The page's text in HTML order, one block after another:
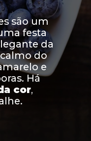
são um
festa
da
do
e
laranja das abóboras. Há
cor,